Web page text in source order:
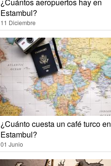
Estambul?
11 Diciembre
¿Cuánto cuesta un café turco en
Estambul?
01 Junio